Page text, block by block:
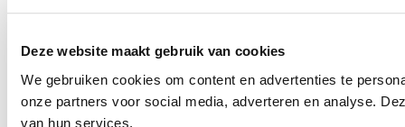
Deze website maakt gebruik van cookies
We gebruiken cookies om content en advertenties te
onze partners voor social media, adverteren en analyse.
van hun services.